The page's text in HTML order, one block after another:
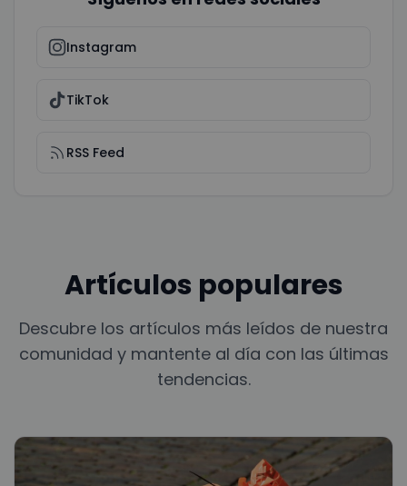
Instagram
TikTok
RSS Feed
Artículos populares
Descubre los artículos más leídos de nuestra
comunidad y mantente al día con las últimas
tendencias.